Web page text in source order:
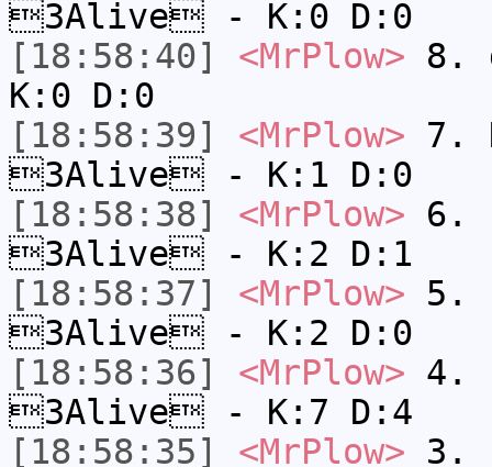
3Alive - K:0 D:0
[18:58:40]
<MrPlow> 8.
K:0 D:0
[18:58:39]
<MrPlow> 7.
3Alive - K:1 D:0
[18:58:38]
<MrPlow> 6.
3Alive - K:2 D:1
[18:58:37]
<MrPlow> 5.
3Alive - K:2 D:0
[18:58:36]
<MrPlow> 4.
3Alive - K:7 D:4
[18:58:35]
<MrPlow> 3.